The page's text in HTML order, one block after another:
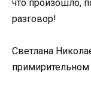
что произошло,
разговор!
Светлана
примирительном